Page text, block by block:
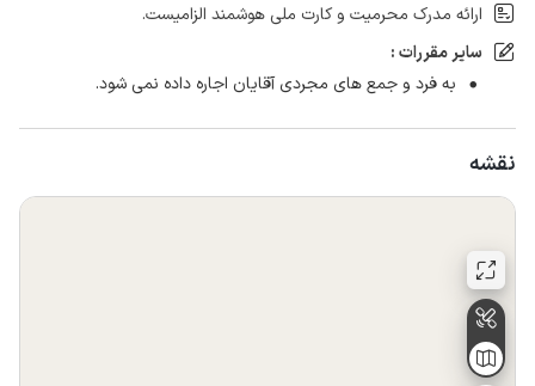
ارائه مدرک محرمیت و کارت ملی هوشمند الزامیست.
سایر مقررات :
به فرد و جمع های مجردی آقایان اجاره داده نمی شود.
نقشه